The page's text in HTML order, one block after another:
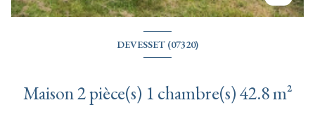
DEVESSET (07320)
Maison 2 pièce(s) 1 chambre(s) 42.8 m²